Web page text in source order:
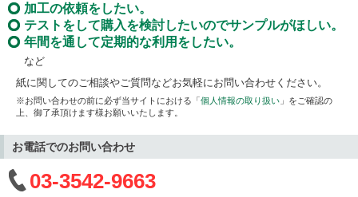
加工の依頼をしたい。
テストをして購入を検討したいのでサンプルがほしい。
年間を通して定期的な利用をしたい。
など
紙に関してのご相談やご質問などお気軽にお問い合わせください。
※お問い合わせの前に必ず当サイトにおける「個人情報の取り扱い 」をご確認の
上、御了承頂けます様お願いいたします。
お電話でのお問い合わせ
03-3542-9663